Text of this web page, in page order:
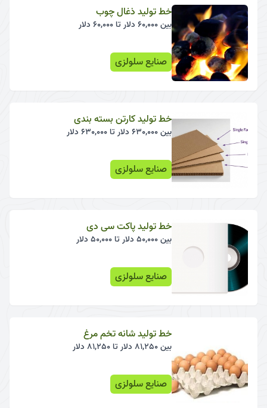
خط تولید ذغال چوب
بین 60,000 دلار تا 60,000 دلار
صنایع سلولزی
خط تولید کارتن بسته بندی
بین 630,000 دلار تا 630,000 دلار
صنایع سلولزی
خط تولید پاکت سی دی
بین 50,000 دلار تا 50,000 دلار
صنایع سلولزی
خط تولید شانه تخم مرغ
بین 81,250 دلار تا 81,250 دلار
صنایع سلولزی